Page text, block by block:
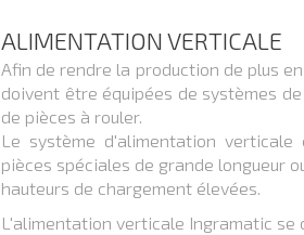
ALIMENTATION VERTICALE
Afin de rendre la production de plus
doivent être équipées de systèmes
de pièces à rouler.
Le système d'alimentation
pièces spéciales de grande longueur
hauteurs de chargement élevées.
L'alimentation verticale Ingramatic se